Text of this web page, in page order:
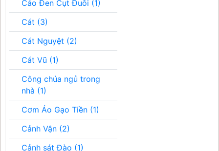
Cáo Đen Cụt Đuôi (1)
Cát (3)
Cát Nguyệt (2)
Cát Vũ (1)
Công chúa ngủ trong
nhà (1)
Cơm Áo Gạo Tiền (1)
Cảnh Vận (2)
Cảnh sát Đào (1)